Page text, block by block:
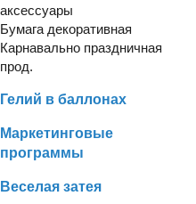
аксессуары
Бумага декоративная
Карнавально праздничная
прод.
Гелий в баллонах
Маркетинговые
программы
Веселая затея